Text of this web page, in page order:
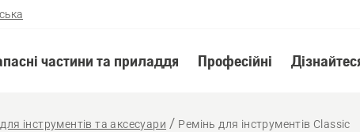
частини та приладдя Професійні
інструментів та аксесуари Ремінь для інструментів Classic